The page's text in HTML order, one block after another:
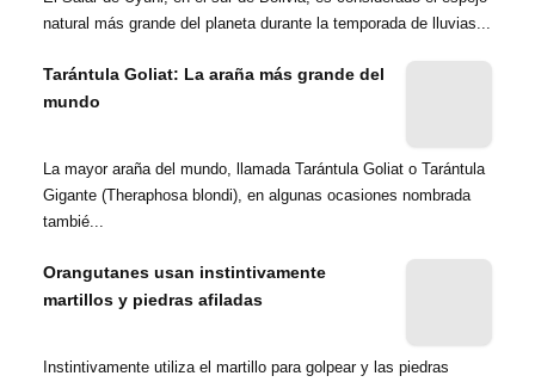
natural más grande del planeta durante la temporada de lluvias...
Tarántula Goliat: La araña más grande del
mundo
La mayor araña del mundo, llamada Tarántula Goliat o Tarántula
Gigante (Theraphosa blondi), en algunas ocasiones nombrada
tambié...
Orangutanes usan instintivamente
martillos y piedras afiladas
Instintivamente utiliza el martillo para golpear y las piedras